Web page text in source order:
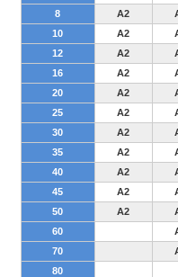
8
A2
10
A2
12
A2
16
A2
20
A2
25
A2
30
A2
35
A2
40
A2
45
A2
50
A2
60
70
80